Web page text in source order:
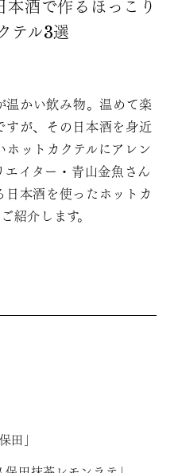
酒で作るほっこり
テル3選
温かい飲み物。温めて楽
すが、その日本酒を身近
ホットカクテルにアレン
イター・青山金魚さん
本酒を使ったホットカ
紹介します。
田」